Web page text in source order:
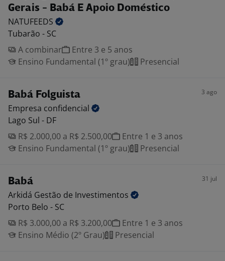
Gerais - Babá E Apoio Doméstico
NATUFEEDS
Tubarão - SC
A combinar
Entre 3 e 5 anos
Ensino Fundamental (1º grau)
Presencial
Babá Folguista 3 ago
Empresa confidencial
Lago Sul - DF
R$ 2.000,00 a R$ 2.500,00
Entre 1 e 3 anos
Ensino Fundamental (1º grau)
Presencial
Babá 31 jul
Arkidá Gestão de Investimentos
Porto Belo - SC
R$ 3.000,00 a R$ 3.200,00
Entre 1 e 3 anos
Ensino Médio (2º Grau)
Presencial